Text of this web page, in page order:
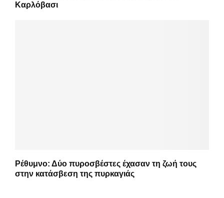
Καρλόβασι
Ρέθυμνο: Δύο πυροσβέστες έχασαν τη ζωή τους
στην κατάσβεση της πυρκαγιάς